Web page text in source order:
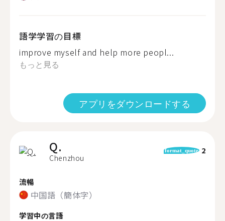
語学学習の目標
improve myself and help more peopl...
もっと見る
アプリをダウンロードする
Q.
Chenzhou
format_quote 2
流暢
中国語（簡体字）
学習中の言語